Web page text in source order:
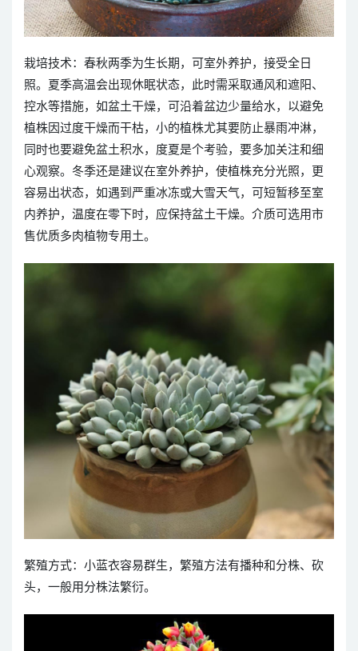
栽培技术：春秋两季为生长期，可室外养护，接受全日
照。夏季高温会出现休眠状态，此时需采取通风和遮阳、
控水等措施，如盆土干燥，可沿着盆边少量给水，以避免
植株因过度干燥而干枯，小的植株尤其要防止暴雨冲淋，
同时也要避免盆土积水，度夏是个考验，要多加关注和细
心观察。冬季还是建议在室外养护，使植株充分光照，更
容易出状态，如遇到严重冰冻或大雪天气，可短暂移至室
内养护，温度在零下时，应保持盆土干燥。介质可选用市
售优质多肉植物专用土。
繁殖方式：小蓝衣容易群生，繁殖方法有播种和分株、砍
头，一般用分株法繁衍。